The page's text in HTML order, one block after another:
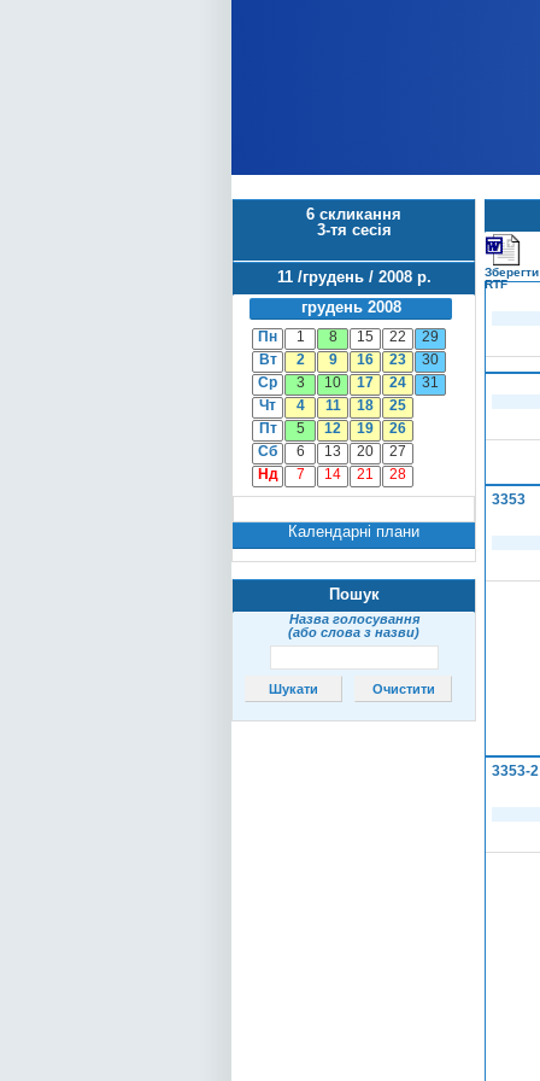
6 скликання
3-тя сесія
11 /грудень / 2008 р.
грудень 2008
Пн 1 8 15 22
29
Вт
2 9 16 23
30
Ср
3 10 17 24
31
Чт
4 11 18
25
Пт
5 12 19
26
Сб
6 13 20
27
Нд
7 14 21 28
Календарні плани
Пошук
Назва голосування
(або слова з назви)
RTF
3353
3353-2